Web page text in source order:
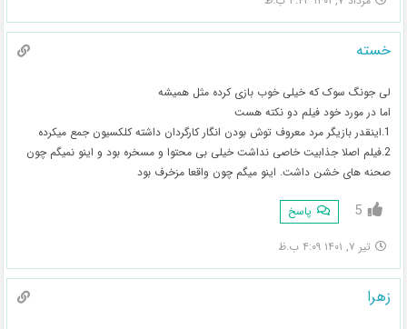
خسته
لی جونگ سوک که خیلی خوب بازی کرده مثل همیشه
اما در مورد خود فیلم دو نکته هست
1.اینقدر بازیگر مرد معروف توش بودن انگار کارگردان داشته کلکسیون جمع میکرده
2.فیلم اصلا جذابیت خاصی نداشت خیلی بی محتوا و مسخره بود و اینو نمیگم چون
صحنه های خشن داشت. اینو میگم چون واقعا مزخرف بود
5 پاسخ
تیر ۷, ۱۴۰۱ ۴:۰۹ ب.ظ
زهرا